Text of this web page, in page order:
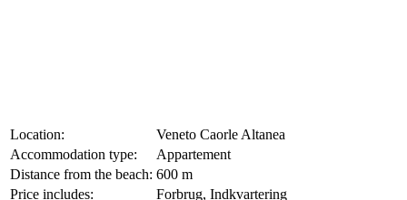
Location:
Veneto Caorle Altanea
Accommodation type:
Appartement
Distance from the beach: 600 m
Price includes:
Forbrug, Indkvartering